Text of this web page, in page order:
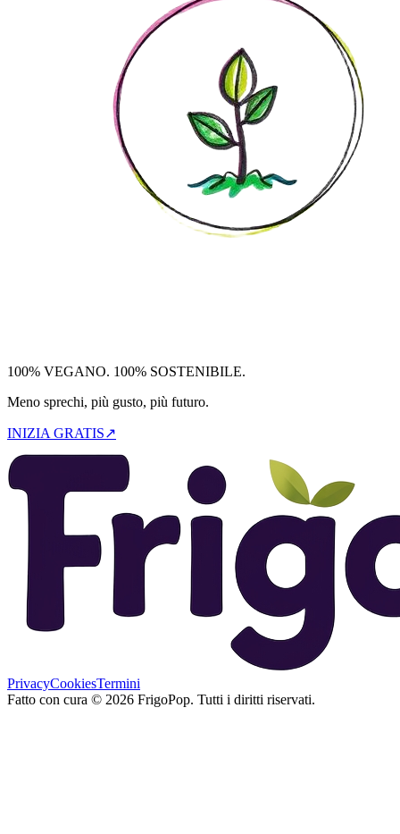
100% VEGANO. 100% SOSTENIBILE.
Meno sprechi, più gusto, più futuro.
INIZIA GRATIS↗
PrivacyCookiesTermini
Fatto con cura © 2026 FrigoPop. Tutti i diritti riservati.